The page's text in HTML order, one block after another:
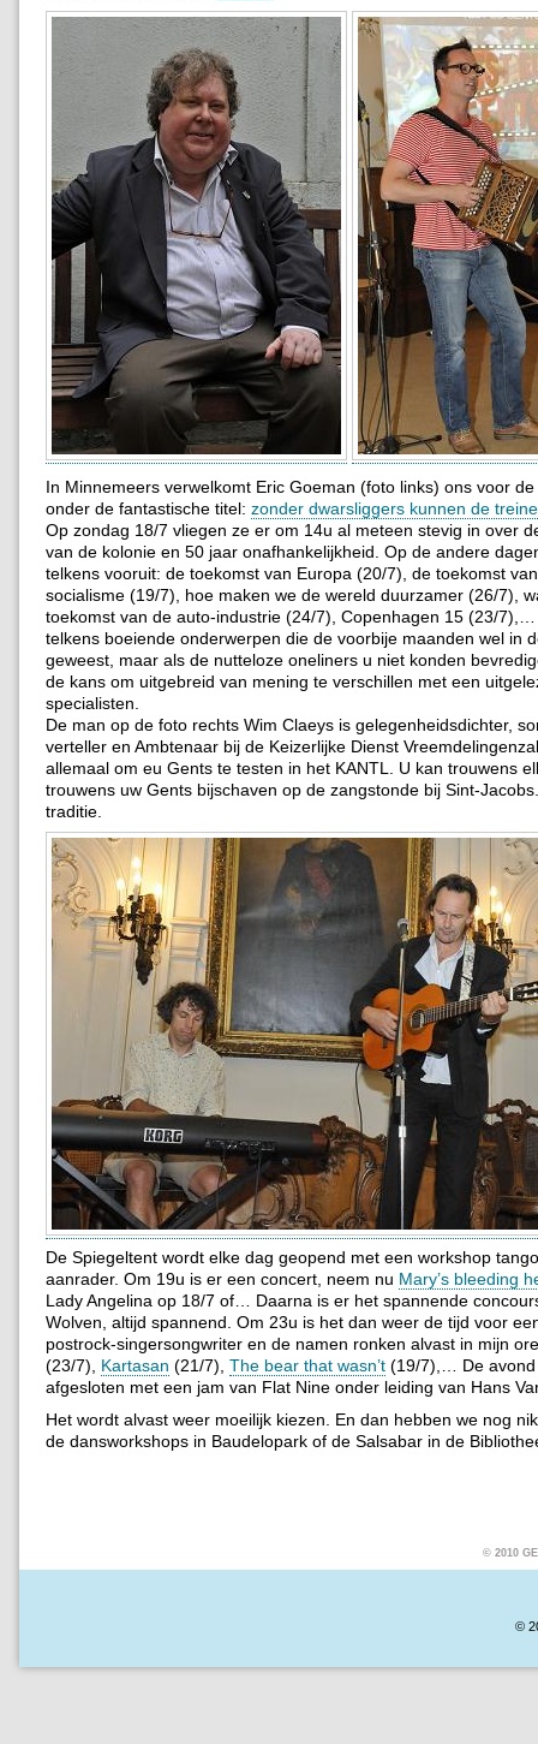
In Minnemeers verwelkomt Eric Goeman (foto links) ons voor
onder de fantastische titel: zonder dwarsliggers kunnen de
Op zondag 18/7 vliegen ze er om 14u al meteen stevig in over
van de kolonie en 50 jaar onafhankelijkheid. Op de andere
telkens vooruit: de toekomst van Europa (20/7), de toekomst
socialisme (19/7), hoe maken we de wereld duurzamer (26/7),
toekomst van de auto-industrie (24/7), Copenhagen 15 (23/
telkens boeiende onderwerpen die de voorbije maanden wel in
geweest, maar als de nutteloze oneliners u niet konden
de kans om uitgebreid van mening te verschillen met een
specialisten.
De man op de foto rechts Wim Claeys is gelegenheidsdichter,
verteller en Ambtenaar bij de Keizerlijke Dienst
allemaal om eu Gents te testen in het KANTL. U kan trouwens
trouwens uw Gents bijschaven op de zangstonde bij Sint-
traditie.
De Spiegeltent wordt elke dag geopend met een workshop
aanrader. Om 19u is er een concert, neem nu Mary’s bleeding
Lady Angelina op 18/7 of… Daarna is er het spannende
Wolven, altijd spannend. Om 23u is het dan weer de tijd voor
postrock-singersongwriter en de namen ronken alvast in mijn
(23/7), Kartasan (21/7), The bear that wasn’t (19/7),… De avond
afgesloten met een jam van Flat Nine onder leiding van Hans
Het wordt alvast weer moeilijk kiezen. En dan hebben we nog
de dansworkshops in Baudelopark of de Salsabar in de
© 2010
©